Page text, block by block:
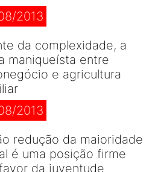
2013
da complexidade, a
maniqueísta entre
e agricultura
2013
redução da maioridade
é uma posição firme
da juventude